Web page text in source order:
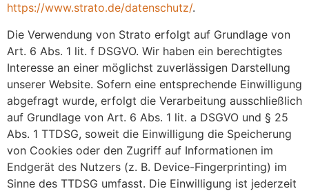
https://www.strato.de/datenschutz/.
Die Verwendung von Strato erfolgt auf Grundlage von
Art. 6 Abs. 1 lit. f DSGVO. Wir haben ein berechtigtes
Interesse an einer möglichst zuverlässigen Darstellung
unserer Website. Sofern eine entsprechende Einwilligung
abgefragt wurde, erfolgt die Verarbeitung ausschließlich
auf Grundlage von Art. 6 Abs. 1 lit. a DSGVO und § 25
Abs. 1 TTDSG, soweit die Einwilligung die Speicherung
von Cookies oder den Zugriff auf Informationen im
Endgerät des Nutzers (z. B. Device-Fingerprinting) im
Sinne des TTDSG umfasst. Die Einwilligung ist jederzeit